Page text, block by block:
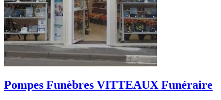
Pompes Funèbres VITTEAUX Funéraire